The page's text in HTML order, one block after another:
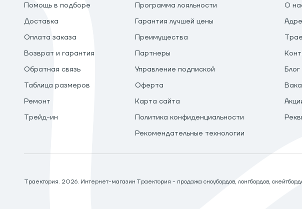
Помощь в подборе
Доставка
Оплата заказа
Возврат и гарантия
Обратная связь
Таблица размеров
Ремонт
Трейд-ин
Программа лояльности
Гарантия лучшей цены
Преимущества
Партнеры
Управление подпиской
Оферта
Карта сайта
Политика конфиденциальности
Рекомендательные технологии
О
Блог
Траектория. 2026. Интернет-магазин Траектория - продажа сноубордов, лонгбордов,